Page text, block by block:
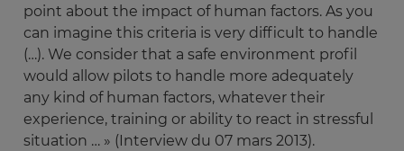
point about the impact of human factors. As you
can imagine this criteria is very difficult to handle
(…). We consider that a safe environment profil
would allow pilots to handle more adequately
any kind of human factors, whatever their
experience, training or ability to react in stressful
situation … » (Interview du 07 mars 2013).